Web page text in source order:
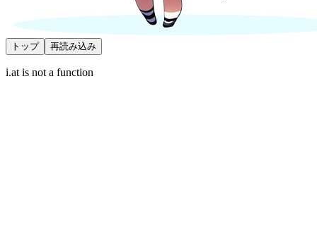
トップ 再読み込み
i.at is not a function